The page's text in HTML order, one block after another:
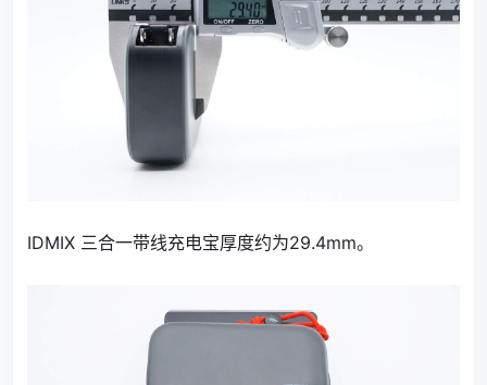
IDMIX 三合一带线充电宝厚度约为29.4mm。